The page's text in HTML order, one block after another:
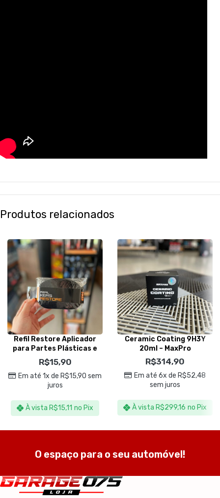
Produtos relacionados
Refil Restore Aplicador
para Partes Plásticas e
Emborrachadas – Kers
R$15,90
Em até 1x de R$15,90 sem
juros
À vista R$15,11 no Pix
Ceramic Coating 9H3Y
20ml – MaxPro
R$314,90
Em até 6x de R$52,48
sem juros
À vista R$299,16 no Pix
O espaço para o seu automóvel!